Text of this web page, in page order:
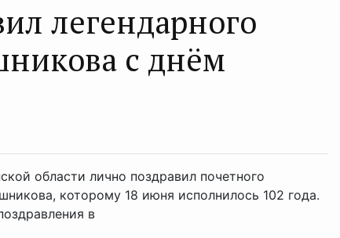
легендарного
с днём
области лично поздравил почетного
которому 18 июня исполнилось 102 года.
в